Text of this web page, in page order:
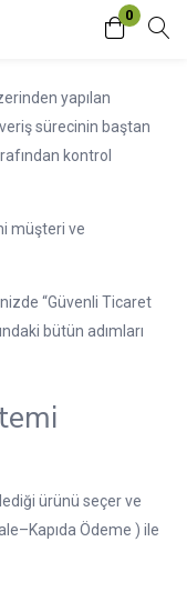
0
Lost password?
yapılan
sürecinin baştan
kontrol
müşteri ve
“Güvenli Ticaret
bütün adımları
ürünü seçer ve
Ödeme ) ile